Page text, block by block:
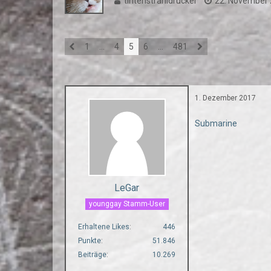
1 4 5 6 481
LeGar
younggay Stamm-User
Erhaltene Likes
446
Punkte
51.846
Beiträge
10.269
1. Dezember 2017
Submarine